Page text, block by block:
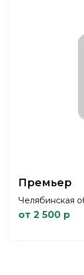
Премьер
Челябинская
от 2 500 р